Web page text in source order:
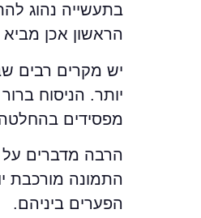
בתעשייה נהוג
הראשון אכן
יש מקרים רבים
יותר. הניסוח
מפסידים
הרבה מדברים
התמונה מורכבת
הפערים ביניהם.